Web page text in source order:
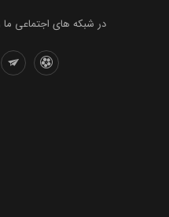
در شبکه های اجتماعی ما